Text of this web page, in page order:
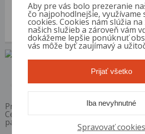
Volkswagen
2015 | 370 510 km | Diesel | 1.6 TDI | VIN:
5 400 € od 17 €/mes.
1 / 1
Pri akontácii 10%, RPMN od6,4 %
Ceny sú platné pri využití
partnermi. Ceny sú vrátane DPH.
Aby pre vás bolo prezeranie
čo najpohodlnejšie, využívame
cookies. Cookies nám slúžia
našich služieb a zároveň vám
dokážeme lepšie ponúknuť
vás môže byť zaujímavý a
Spravovať cookies
Iba nevyhnutné
Prijať všetko